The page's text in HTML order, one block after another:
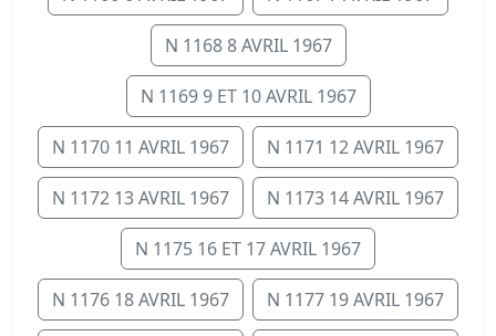
N 1168 8 AVRIL 1967
N 1169 9 ET 10 AVRIL 1967
N 1170 11 AVRIL 1967 N 1171 12 AVRIL 1967
N 1172 13 AVRIL 1967 N 1173 14 AVRIL 1967
N 1175 16 ET 17 AVRIL 1967
N 1176 18 AVRIL 1967 N 1177 19 AVRIL 1967